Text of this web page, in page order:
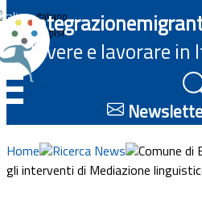
Home
News
Approfondimenti
Eventi
Italiano
English
Vivere e lavorare in
Home Ricerca News
Comune di
gli interventi di Mediazione